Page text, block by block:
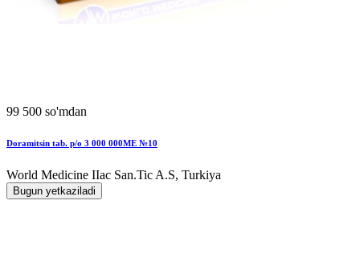
99 500 so'mdan
Doramitsin tab. p/o 3 000 000MЕ №10
World Мedicine IIac San.Tic A.S, Turkiya
Bugun yetkaziladi